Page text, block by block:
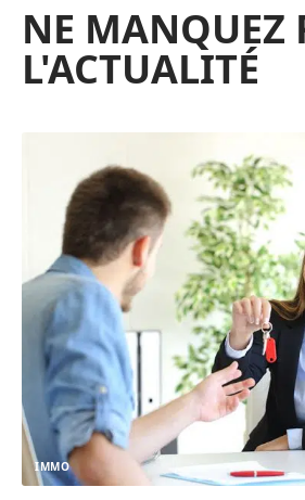
NE MANQUEZ
L'ACTUALITÉ
IMMO